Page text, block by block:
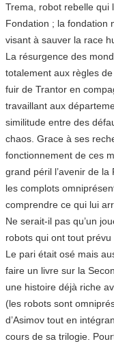
Trema, robot rebelle qui
Fondation ; la fondation
visant à sauver la race
La résurgence des
totalement aux règles
fuir de Trantor en
travaillant aux
similitude entre des
chaos. Grace à ses
fonctionnement de ces
grand péril l’avenir de la
les complots
comprendre ce qui lui
Ne serait-il pas qu’un
robots qui ont tout
Le pari était osé mais
faire un livre sur la
une histoire déjà riche
(les robots sont
d’Asimov tout en
cours de sa trilogie.